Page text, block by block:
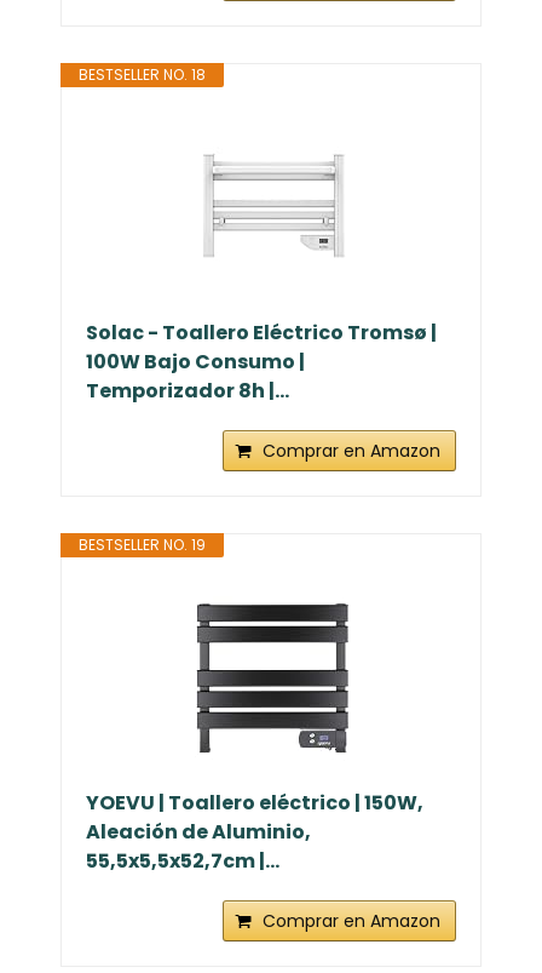
BESTSELLER NO. 18
Solac - Toallero Eléctrico Tromsø |
100W Bajo Consumo |
Temporizador 8h |...
Comprar en Amazon
BESTSELLER NO. 19
YOEVU | Toallero eléctrico | 150W,
Aleación de Aluminio,
55,5x5,5x52,7cm |...
Comprar en Amazon